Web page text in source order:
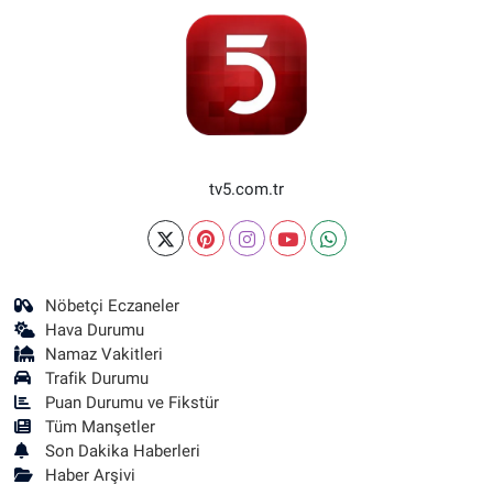
tv5.com.tr
Nöbetçi Eczaneler
Hava Durumu
Namaz Vakitleri
Trafik Durumu
Puan Durumu ve Fikstür
Tüm Manşetler
Son Dakika Haberleri
Haber Arşivi